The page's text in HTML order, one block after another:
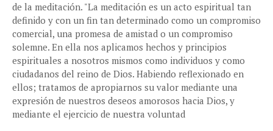
de la meditación. "La meditación es un acto espiritual tan
definido y con un fin tan determinado como un compromiso
comercial, una promesa de amistad o un compromiso
solemne. En ella nos aplicamos hechos y principios
espirituales a nosotros mismos como individuos y como
ciudadanos del reino de Dios. Habiendo reflexionado en
ellos; tratamos de apropiarnos su valor mediante una
expresión de nuestros deseos amorosos hacia Dios, y
mediante el ejercicio de nuestra voluntad